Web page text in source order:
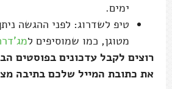
ימים.
טיפ לשדרוג: לפני ההגשה
מטוגן, כמו שמוסיפים ל
רוצים לקבל עדכונים בפוסטים
את כתובת המייל שלכם בתיבה